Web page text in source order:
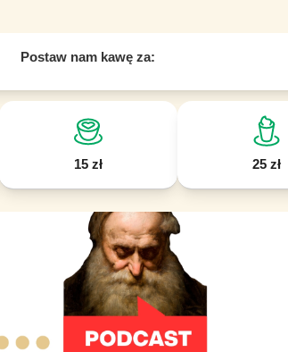
Postaw nam kawę za:
15 zł 25 zł